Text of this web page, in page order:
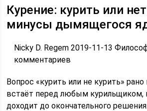
Курение: курить или
минусы дымящегося
Nicky D. Regem 2019-11-13
комментариев
Вопрос «курить или не курить» рано
встаёт перед любым курильщиком,
доходит до окончательного